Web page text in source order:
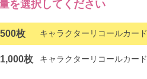
を選択してください
500枚 キャラクターリコールカード
1,000枚 キャラクターリコールカード